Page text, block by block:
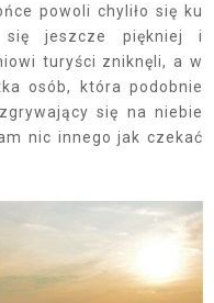
powoli chyliło się ku
się jeszcze piękniej i
turyści zniknęli, a w
osób, która podobnie
się na niebie
nic innego jak czekać